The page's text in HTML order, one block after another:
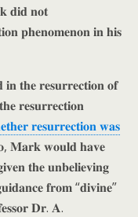
𝐝𝐢𝐝 𝐧𝐨𝐭
𝐩𝐡𝐞𝐧𝐨𝐦𝐞𝐧𝐨𝐧 𝐢𝐧 𝐡𝐢𝐬
𝐭𝐡𝐞 𝐫𝐞𝐬𝐮𝐫𝐫𝐞𝐜𝐭𝐢𝐨𝐧 𝐨𝐟
𝐫𝐞𝐬𝐮𝐫𝐫𝐞𝐜𝐭𝐢𝐨𝐧
𝐫𝐞𝐬𝐮𝐫𝐫𝐞𝐜𝐭𝐢𝐨𝐧 𝐰𝐚𝐬
𝐌𝐚𝐫𝐤 𝐰𝐨𝐮𝐥𝐝 𝐡𝐚𝐯𝐞
𝐭𝐡𝐞 𝐮𝐧𝐛𝐞𝐥𝐢𝐞𝐯𝐢𝐧𝐠
𝐟𝐫𝐨𝐦 “𝐝𝐢𝐯𝐢𝐧𝐞”
𝐃𝐫. 𝐀.